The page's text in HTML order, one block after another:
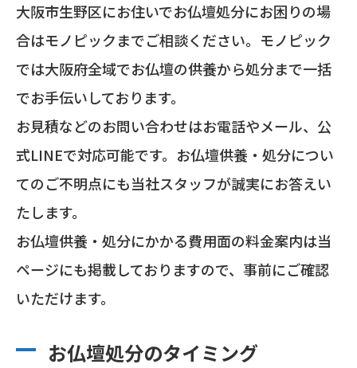
大阪市生野区にお住いでお仏壇処分にお困りの場
合はモノピックまでご相談ください。モノピック
では大阪府全域でお仏壇の供養から処分まで一括
でお手伝いしております。
お見積などのお問い合わせはお電話やメール、公
式LINEで対応可能です。お仏壇供養・処分につい
てのご不明点にも当社スタッフが誠実にお答えい
たします。
お仏壇供養・処分にかかる費用面の料金案内は当
ページにも掲載しておりますので、事前にご確認
いただけます。
お仏壇処分のタイミング